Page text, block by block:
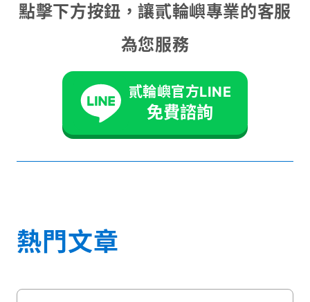
點擊下方按鈕，讓貳輪嶼專業的客服
為您服務
貳輪嶼官方LINE
免費諮詢
熱門文章